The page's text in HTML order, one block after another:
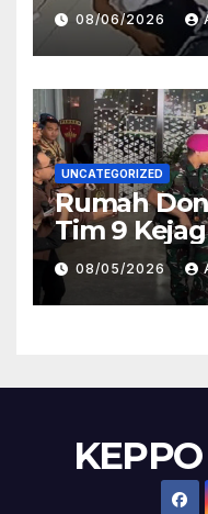
Sosok
Kasus Ini
08/06/2026
UNCATEGORIZED
Rumah
Tim 9
Balik
08/05/2026